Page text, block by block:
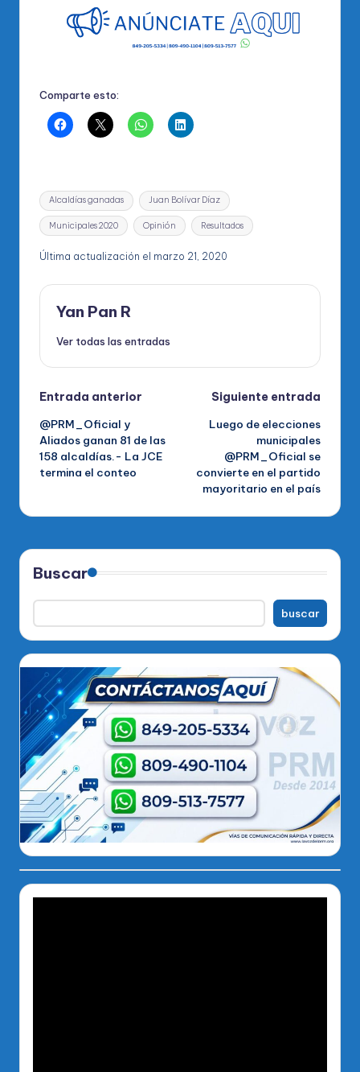
Comparte esto:
Etiquetas:
Alcaldías ganadas Juan Bolívar Díaz
Municipales 2020 Opinión Resultados
Última actualización el marzo 21, 2020
Yan Pan R
Ver todas las entradas
Navegación
de
entradas
Entrada anterior
@PRM_Oficial y
Aliados ganan 81 de las
158 alcaldías.- La JCE
termina el conteo
Siguiente entrada
Luego de elecciones
municipales
@PRM_Oficial se
convierte en el partido
mayoritario en el país
Buscar
buscar